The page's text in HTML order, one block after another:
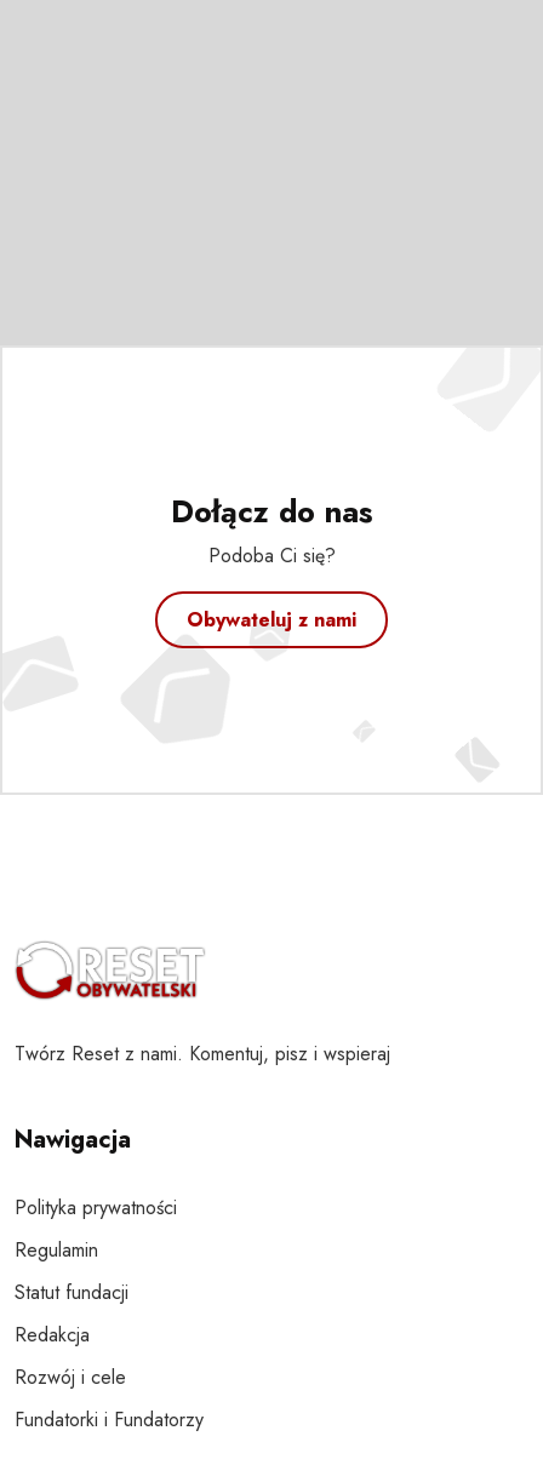
Dołącz do nas
Podoba Ci się?
Obywateluj z nami
Twórz Reset z nami. Komentuj, pisz i wspieraj
Nawigacja
Polityka prywatności
Regulamin
Statut fundacji
Redakcja
Rozwój i cele
Fundatorki i Fundatorzy